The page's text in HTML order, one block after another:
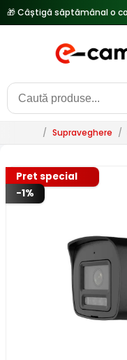
/ Supraveghere /
Pret special
-1%